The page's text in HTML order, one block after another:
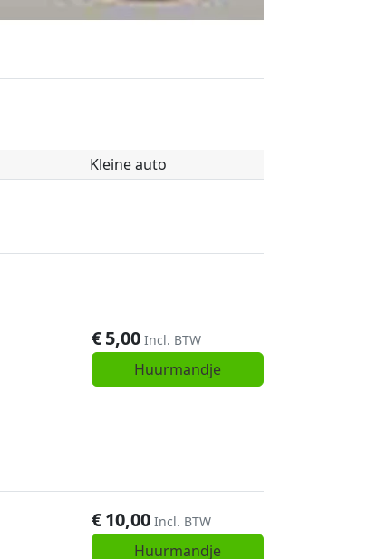
Kleine auto
€5,00 Incl. BTW
Huurmandje
€10,00 Incl. BTW
Huurmandje